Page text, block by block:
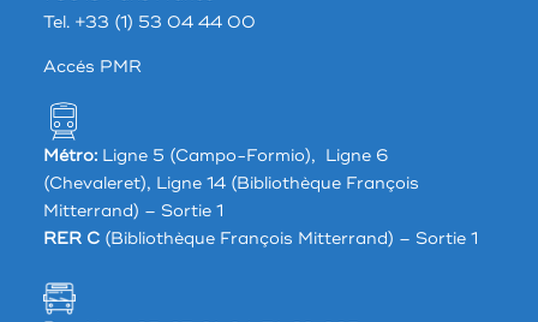
Tel. +33 (1) 53 04 44 00
Accés PMR
Métro:Ligne 5 (Campo-Formio), Ligne 6
(Chevaleret), Ligne 14 (Bibliothèque François
Mitterrand) – Sortie 1
RER C(Bibliothèque François Mitterrand) – Sortie 1